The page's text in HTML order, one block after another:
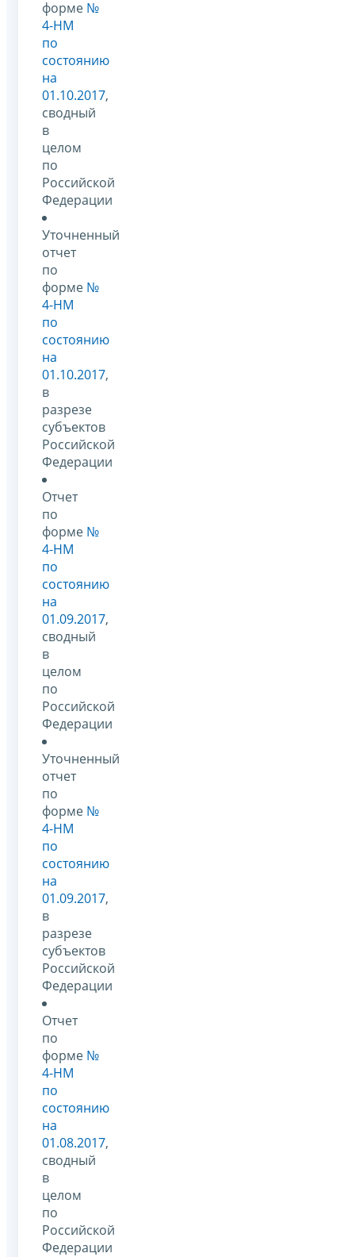
форме №
4-НМ
по
состоянию
на
01.10.2017,
сводный
в
целом
по
Российской
Федерации
Уточненный
отчет
по
форме №
4-НМ
по
состоянию
на
01.10.2017,
в
разрезе
субъектов
Российской
Федерации
Отчет
по
форме №
4-НМ
по
состоянию
на
01.09.2017,
сводный
в
целом
по
Российской
Федерации
Уточненный
отчет
по
форме №
4-НМ
по
состоянию
на
01.09.2017,
в
разрезе
субъектов
Российской
Федерации
Отчет
по
форме №
4-НМ
по
состоянию
на
01.08.2017,
сводный
в
целом
по
Российской
Федерации